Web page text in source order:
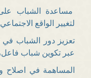
مساعدة الشباب
لتغيير الواقع الاجتماعي
تعزيز دور الشباب في
عبر تكوين شباب
المساهمة في اصلاح و